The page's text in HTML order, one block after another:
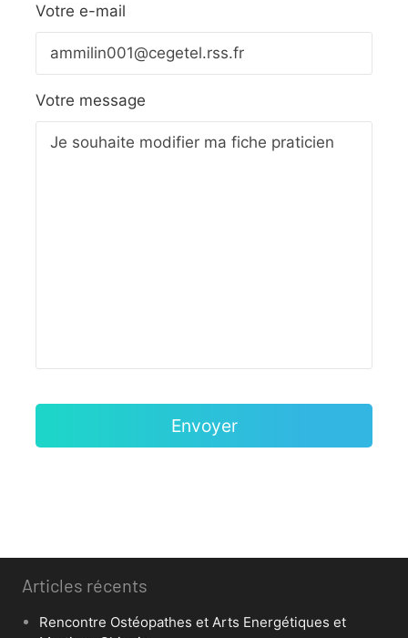
Votre e-mail
Votre message
Articles récents
Rencontre Ostéopathes et Arts Energétiques et